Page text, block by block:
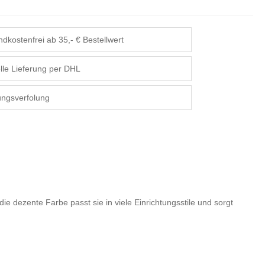
ab 35,- € Bestellwert
Lieferung per DHL
dezente Farbe passt sie in viele Einrichtungsstile und sorgt